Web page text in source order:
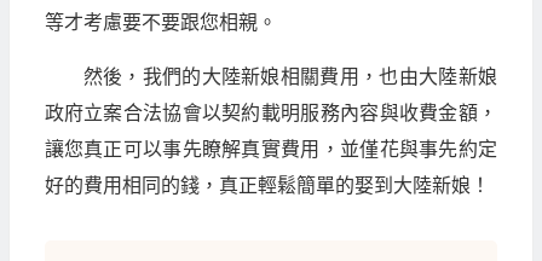
等才考慮要不要跟您相親。
然後，我們的大陸新娘相關費用，也由大陸新娘
政府立案合法協會以契約載明服務內容與收費金額，
讓您真正可以事先瞭解真實費用，並僅花與事先約定
好的費用相同的錢，真正輕鬆簡單的娶到大陸新娘！